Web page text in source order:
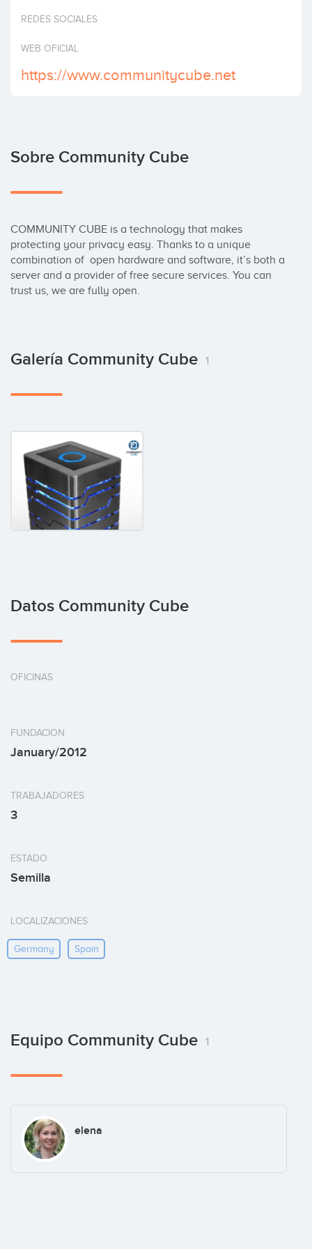
Invertir
REDES SOCIALES
WEB OFICIAL
https://www.communitycube.net
Sobre Community Cube
COMMUNITY CUBE is a technology that makes
protecting your privacy easy. Thanks to a unique
combination of  open hardware and software, it’s both a
server and a provider of free secure services. You can
trust us, we are fully open.
Galería Community Cube 1
Datos Community Cube
OFICINAS
FUNDACION
January/2012
TRABAJADORES
3
ESTADO
Semilla
LOCALIZACIONES
Germany Spain
Equipo Community Cube 1
elena